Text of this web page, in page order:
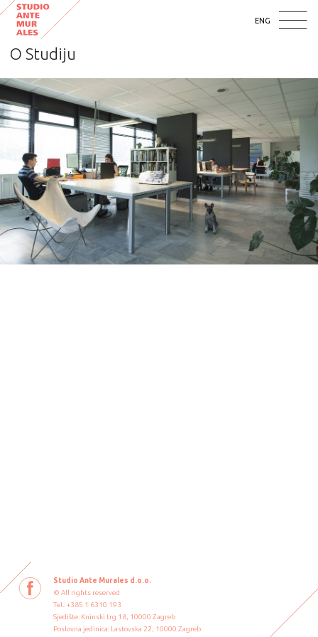
ENG
O Studiju
Studio Ante Murales d.o.o.
© All rights reserved
Tel.: +385 1 6310 193
Sjedište: Kninski trg 18, 10000 Zagreb
Poslovna jedinica: Lastovska 22, 10000 Zagreb